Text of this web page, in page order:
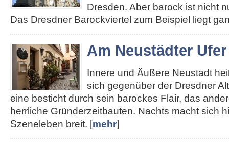
Dresden. Aber barock ist nicht
Das Dresdner Barockviertel zum Beispiel liegt
Am Neustädter Ufer
Innere und Äußere Neustadt
sich gegenüber der Dresdner
eine besticht durch sein barockes Flair, das
herrliche Gründerzeitbauten. Nachts macht sich
Szeneleben breit. [mehr]